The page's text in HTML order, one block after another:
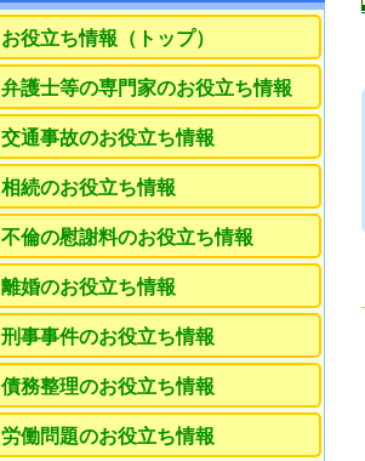
お役立ち情報（トップ）
弁護士等の専門家のお役立ち情報
交通事故のお役立ち情報
相続のお役立ち情報
不倫の慰謝料のお役立ち情報
離婚のお役立ち情報
刑事事件のお役立ち情報
債務整理のお役立ち情報
労働問題のお役立ち情報